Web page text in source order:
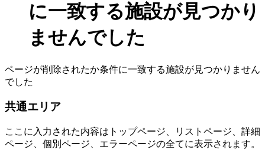
に一致する施設が見つかり
ませんでした
ページが削除されたか条件に一致する施設が見つかりません
でした
共通エリア
ここに入力された内容はトップページ、リストページ、詳細
ページ、個別ページ、エラーページの全てに表示されます。